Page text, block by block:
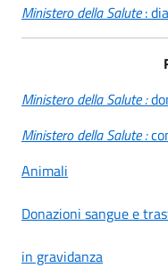
Ministero della Salute:
Ministero della Salute :
Ministero della Salute :
Animali
Donazioni sangue e
in gravidanza